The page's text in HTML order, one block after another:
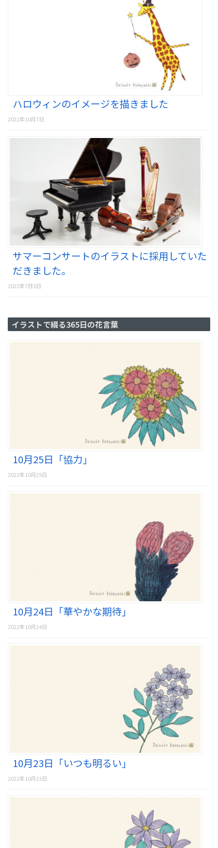
ハロウィンのイメージを描きました
2022年10月7日
サマーコンサートのイラストに採用していた
だきました。
2022年7月5日
イラストで綴る365日の花言葉
10月25日「協力」
2022年10月25日
10月24日「華やかな期待」
2022年10月24日
10月23日「いつも明るい」
2022年10月23日